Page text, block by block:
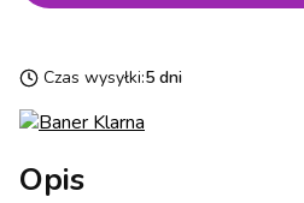
Czas wysyłki:5 dni
Opis